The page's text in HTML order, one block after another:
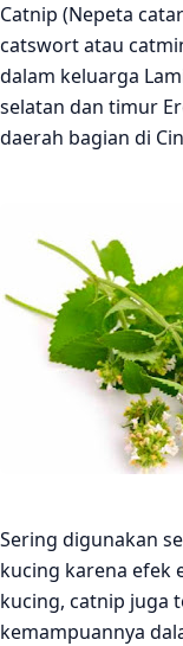
Catnip (Nepeta
catswort atau
dalam keluarga
selatan dan timur
daerah bagian di
Sering digunakan
kucing karena efek
kucing, catnip juga
kemampuannya